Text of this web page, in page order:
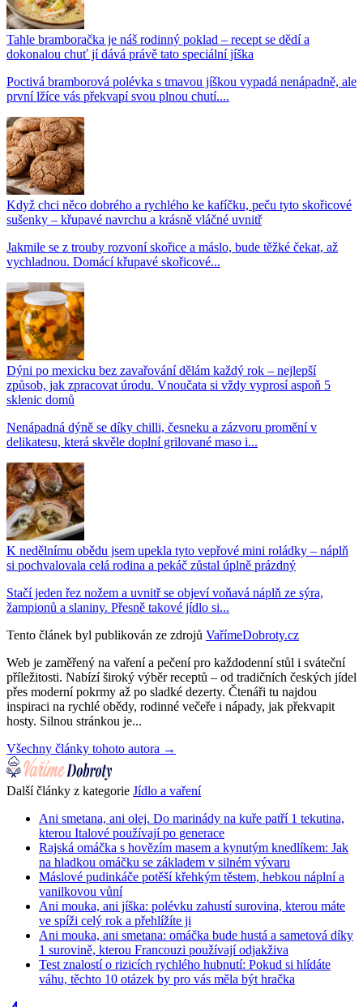
Tahle bramboračka je náš rodinný poklad – recept se dědí a
dokonalou chuť jí dává právě tato speciální jíška
Poctivá bramborová polévka s tmavou jíškou vypadá nenápadně, ale
první lžíce vás překvapí svou plnou chutí....
Když chci něco dobrého a rychlého ke kafíčku, peču tyto skořicové
sušenky – křupavé navrchu a krásně vláčné uvnitř
Jakmile se z trouby rozvoní skořice a máslo, bude těžké čekat, až
vychladnou. Domácí křupavé skořicové...
Dýni po mexicku bez zavařování dělám každý rok – nejlepší
způsob, jak zpracovat úrodu. Vnoučata si vždy vyprosí aspoň 5
sklenic domů
Nenápadná dýně se díky chilli, česneku a zázvoru promění v
delikatesu, která skvěle doplní grilované maso i...
K nedělnímu obědu jsem upekla tyto vepřové mini roládky – náplň
si pochvalovala celá rodina a pekáč zůstal úplně prázdný
Stačí jeden řez nožem a uvnitř se objeví voňavá náplň ze sýra,
žampionů a slaniny. Přesně takové jídlo si...
Tento článek byl publikován ze zdrojů VařímeDobroty.cz
Web je zaměřený na vaření a pečení pro každodenní stůl i sváteční
příležitosti. Nabízí široký výběr receptů – od tradičních českých jídel
přes moderní pokrmy až po sladké dezerty. Čtenáři tu najdou
inspiraci na rychlé obědy, rodinné večeře i nápady, jak překvapit
hosty. Silnou stránkou je...
Všechny články tohoto autora →
Další články z kategorie Jídlo a vaření
Ani smetana, ani olej. Do marinády na kuře patří 1 tekutina,
kterou Italové používají po generace
Rajská omáčka s hovězím masem a kynutým knedlíkem: Jak
na hladkou omáčku se základem v silném vývaru
Máslové pudinkáče potěší křehkým těstem, hebkou náplní a
vanilkovou vůní
Ani mouka, ani jíška: polévku zahustí surovina, kterou máte
ve spíži celý rok a přehlížíte ji
Ani mouka, ani smetana: omáčka bude hustá a sametová díky
1 surovině, kterou Francouzi používají odjakživa
Test znalostí o rizicích rychlého hubnutí: Pokud si hlídáte
váhu, těchto 10 otázek by pro vás měla být hračka